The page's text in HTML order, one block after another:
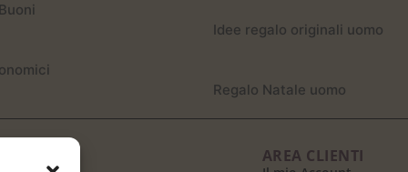
Idee regalo originali uomo
Regalo Natale uomo
AREA CLIENTI